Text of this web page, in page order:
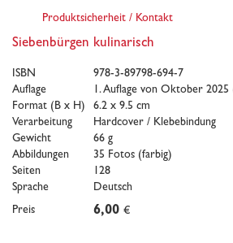
Produktsicherheit / Kontakt
Siebenbürgen kulinarisch
ISBN
978-3-89798-694-7
Auflage
1. Auflage von Oktober 2025
Format (B x H)
6.2 x 9.5 cm
Verarbeitung
Hardcover / Klebebindung
Gewicht
66 g
Abbildungen
35 Fotos (farbig)
Seiten
128
Sprache
Deutsch
Preis
6,00 €